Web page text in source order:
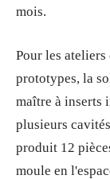
mois.
Pour les
prototypes, la
maître à inserts
plusieurs
produit 12
moule en